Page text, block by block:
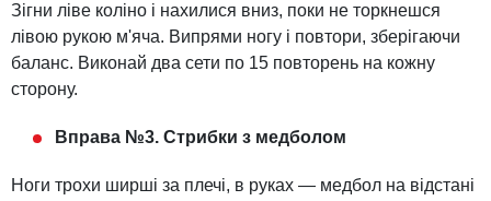
Зігни ліве коліно і нахилися вниз, поки не торкнешся
лівою рукою м'яча. Випрями ногу і повтори, зберігаючи
баланс. Виконай два сети по 15 повторень на кожну
сторону.
Вправа №3. Стрибки з медболом
Ноги трохи ширші за плечі, в руках — медбол на відстані